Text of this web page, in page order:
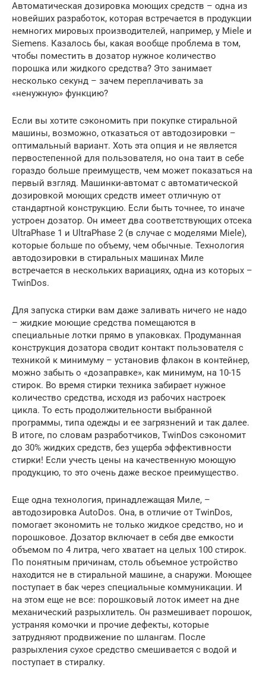
Автоматическая дозировка моющих средств – одна из
новейших разработок, которая встречается в продукции
немногих мировых производителей, например, у Miele и
Siemens. Казалось бы, какая вообще проблема в том,
чтобы поместить в дозатор нужное количество
порошка или жидкого средства? Это занимает
несколько секунд – зачем переплачивать за
«ненужную» функцию?
Если вы хотите сэкономить при покупке стиральной
машины, возможно, отказаться от автодозировки –
оптимальный вариант. Хоть эта опция и не является
первостепенной для пользователя, но она таит в себе
гораздо больше преимуществ, чем может показаться на
первый взгляд. Машинки-автомат с автоматической
дозировкой моющих средств имеет отличную от
стандартной конструкцию. Если быть точнее, то иначе
устроен дозатор. Он имеет два соответствующих отсека
UltraPhase 1 и UltraPhase 2 (в случае с моделями Miele),
которые больше по объему, чем обычные. Технология
автодозировки в стиральных машинах Миле
встречается в нескольких вариациях, одна из которых –
TwinDos.
Для запуска стирки вам даже заливать ничего не надо
– жидкие моющие средства помещаются в
специальные лотки прямо в упаковках. Продуманная
конструкция дозатора сводит контакт пользователя с
техникой к минимуму – установив флакон в контейнер,
можно забыть о «дозаправке», как минимум, на 10-15
стирок. Во время стирки техника забирает нужное
количество средства, исходя из рабочих настроек
цикла. То есть продолжительности выбранной
программы, типа одежды и ее загрязнений и так далее.
В итоге, по словам разработчиков, TwinDos сэкономит
до 30% жидких средств, без ущерба эффективности
стирки! Если учесть цены на качественную моющую
продукцию, то это очень даже веское преимущество.
Еще одна технология, принадлежащая Миле, –
автодозировка AutoDos. Она, в отличие от TwinDos,
помогает экономить не только жидкое средство, но и
порошковое. Дозатор включает в себя две емкости
объемом по 4 литра, чего хватает на целых 100 стирок.
По понятным причинам, столь объемное устройство
находится не в стиральной машине, а снаружи. Моющее
поступает в бак через специальные коммуникации. И
на этом еще не все: порошковый лоток имеет на дне
механический разрыхлитель. Он размешивает порошок,
устраняя комочки и прочие дефекты, которые
затрудняют продвижение по шлангам. После
разрыхления сухое средство смешивается с водой и
поступает в стиралку.